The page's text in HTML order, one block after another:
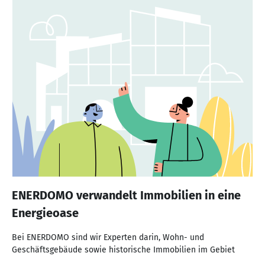
ENERDOMO verwandelt Immobilien in eine
Energieoase
Bei ENERDOMO sind wir Experten darin, Wohn- und
Geschäftsgebäude sowie historische Immobilien im Gebiet